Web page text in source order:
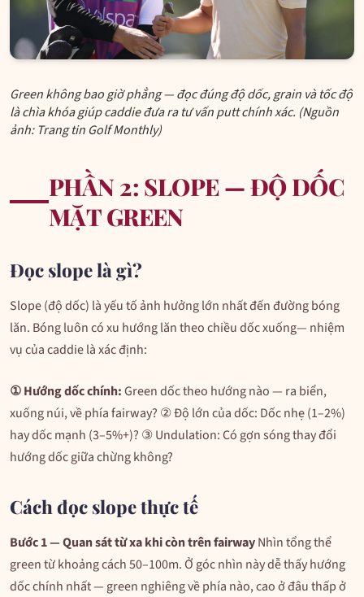
Green không bao giờ phẳng — đọc đúng độ dốc, grain và tốc độ
là chìa khóa giúp caddie đưa ra tư vấn putt chính xác. (Nguồn
ảnh: Trang tin Golf Monthly)
PHẦN 2: SLOPE — ĐỘ DỐC
MẶT GREEN
Đọc slope là gì?
Slope (độ dốc) là yếu tố ảnh hưởng lớn nhất đến đường bóng
lăn. Bóng luôn có xu hướng lăn theo chiều dốc xuống— nhiệm
vụ của caddie là xác định:
① Hướng dốc chính:Green dốc theo hướng nào — ra biển,
xuống núi, về phía fairway? ② Độ lớn của dốc: Dốc nhẹ (1–2%)
hay dốc mạnh (3–5%+)? ③ Undulation: Có gợn sóng thay đổi
hướng dốc giữa chừng không?
Cách đọc slope thực tế
Bước 1 — Quan sát từ xa khi còn trên fairwayNhìn tổng thể
green từ khoảng cách 50–100m. Ở góc nhìn này dễ thấy hướng
dốc chính nhất — green nghiêng về phía nào, cao ở đâu thấp ở